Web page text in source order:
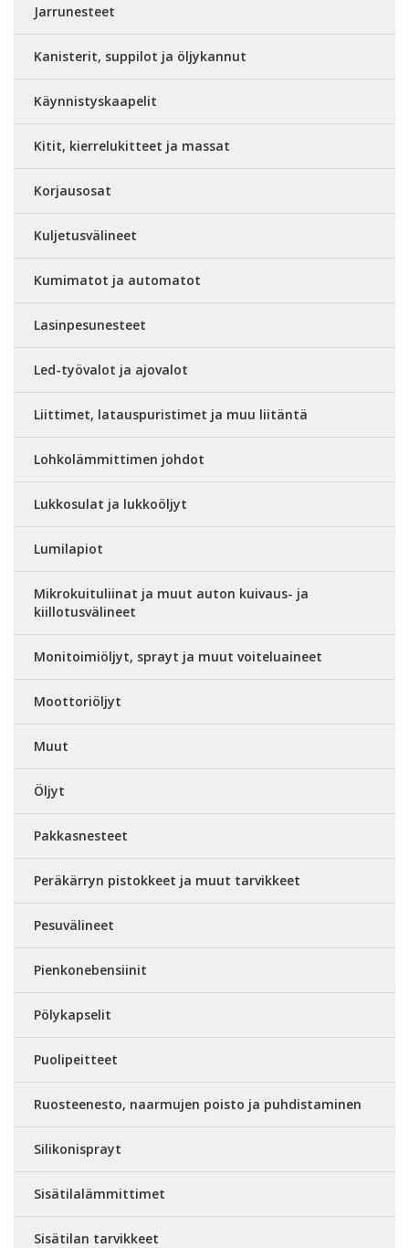
Jarrunesteet
Kanisterit, suppilot ja öljykannut
Käynnistyskaapelit
Kitit, kierrelukitteet ja massat
Korjausosat
Kuljetusvälineet
Kumimatot ja automatot
Lasinpesunesteet
Led-työvalot ja ajovalot
Liittimet, latauspuristimet ja muu liitäntä
Lohkolämmittimen johdot
Lukkosulat ja lukkoöljyt
Lumilapiot
Mikrokuituliinat ja muut auton kuivaus- ja
kiillotusvälineet
Monitoimiöljyt, sprayt ja muut voiteluaineet
Moottoriöljyt
Muut
Öljyt
Pakkasnesteet
Peräkärryn pistokkeet ja muut tarvikkeet
Pesuvälineet
Pienkonebensiinit
Pölykapselit
Puolipeitteet
Ruosteenesto, naarmujen poisto ja puhdistaminen
Silikonisprayt
Sisätilalämmittimet
Sisätilan tarvikkeet